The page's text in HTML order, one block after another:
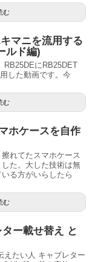
む
マニを流用する
ルド編)
にRB25DET
した動画です。今
む
ホケースを自作
れてたスマホケース
た。大した技術は無
る方がいらしたら
む
ター載せ替え と
えたい人 キャブレター